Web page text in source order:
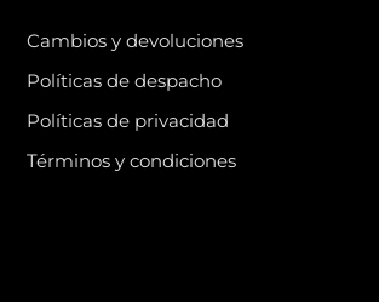
Cambios y devoluciones
Políticas de despacho
Políticas de privacidad
Términos y condiciones